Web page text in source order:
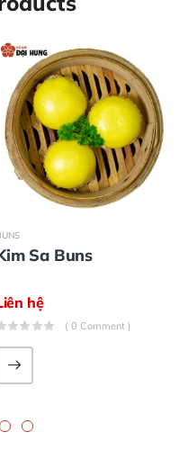
Sa Buns
hệ
( 0 Comment )